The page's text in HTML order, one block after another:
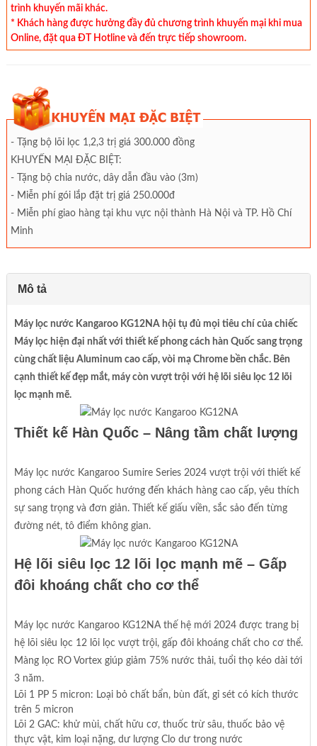
trình khuyến mãi khác.
* Khách hàng được hưởng đầy đủ chương trình khuyến mại khi mua
Online, đặt qua ĐT Hotline và đến trực tiếp showroom.
- Tặng bộ lõi lọc 1,2,3 trị giá 300.000 đồng
KHUYẾN MẠI ĐẶC BIỆT:
- Tặng bộ chia nước, dây dẫn đầu vào (3m)
- Miễn phí gói lắp đặt trị giá 250.000đ
- Miễn phí giao hàng tại khu vực nội thành Hà Nội và TP. Hồ Chí
Minh
Mô tả
Máy lọc nước Kangaroo KG12NA hội tụ đủ mọi tiêu chí của chiếc
Máy lọc hiện đại nhất với thiết kế phong cách hàn Quốc sang trọng
cùng chất liệu Aluminum cao cấp, vòi mạ Chrome bền chắc. Bên
cạnh thiết kế đẹp mắt, máy còn vượt trội với hệ lõi siêu lọc 12 lõi
lọc mạnh mẽ.
Thiết kế Hàn Quốc – Nâng tầm chất lượng
Máy lọc nước Kangaroo Sumire Series 2024 vượt trội với thiết kế
phong cách Hàn Quốc hướng đến khách hàng cao cấp, yêu thích
sự sang trọng và đơn giản. Thiết kế giấu viền, sắc sảo đến từng
đường nét, tô điểm không gian.
Hệ lõi siêu lọc 12 lõi lọc mạnh mẽ – Gấp
đôi khoáng chất cho cơ thể
Máy lọc nước Kangaroo KG12NA thế hệ mới 2024 được trang bị
hệ lõi siêu lọc 12 lõi lọc vượt trội, gấp đôi khoáng chất cho cơ thể.
Màng lọc RO Vortex giúp giảm 75% nước thải, tuổi thọ kéo dài tới
3 năm.
Lõi 1 PP 5 micron: Loại bỏ chất bẩn, bùn đất, gỉ sét có kích thước
trên 5 micron
Lõi 2 GAC: khử mùi, chất hữu cơ, thuốc trừ sâu, thuốc bảo vệ
thực vật, kim loại nặng, dư lượng Clo dư trong nước